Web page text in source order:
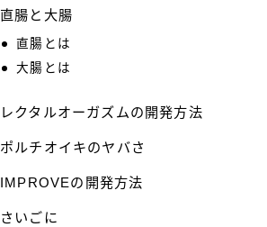
直腸と大腸
直腸とは
大腸とは
レクタルオーガズムの開発方法
ポルチオイキのヤバさ
IMPROVEの開発方法
さいごに